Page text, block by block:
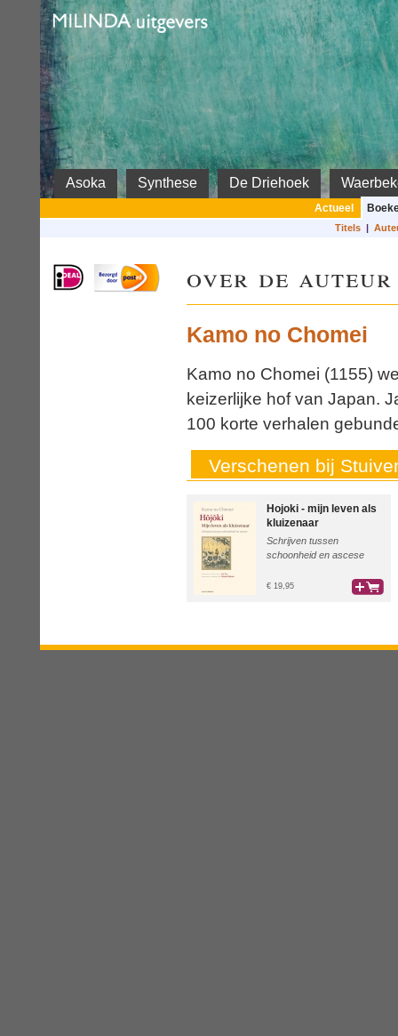
Milinda
Asoka Synthese De Driehoek
Actueel
Titels|
over de auteur
Kamo no Chomei
Kamo no Chomei (1155)
keizerlijke hof van Japan.
100 korte verhalen
Verschenen bij
Hojoki - mijn leven als
kluizenaar
Schrijven tussen
schoonheid en ascese
€ 19,95